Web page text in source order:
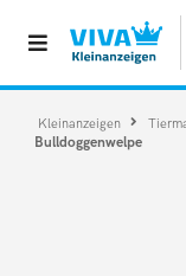
Kleinanzeigen
Bulldoggenwelpe